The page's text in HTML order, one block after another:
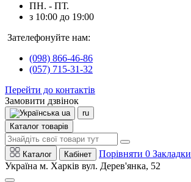
ПН. - ПТ.
з 10:00 до 19:00
Зателефонуйте нам:
(098) 866-46-86
(057) 715-31-32
Перейти до контактів
Замовити дзвінок
ua
ru
Каталог товарів
Каталог Кабінет Порівняти 0 Закладки
Україна м. Харків вул. Дерев'янка, 52